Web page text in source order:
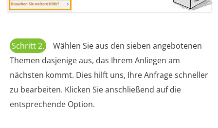
Schritt 2.
Wählen Sie aus den sieben angebotenen
Themen dasjenige aus, das Ihrem Anliegen am
nächsten kommt. Dies hilft uns, Ihre Anfrage schneller
zu bearbeiten. Klicken Sie anschließend auf die
entsprechende Option.